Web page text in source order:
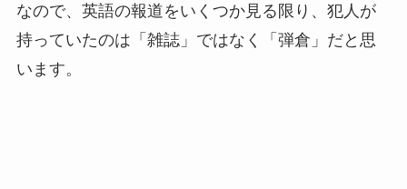
なので、英語の報道をいくつか見る限り、犯人が
持っていたのは「雑誌」ではなく「弾倉」だと思
います。